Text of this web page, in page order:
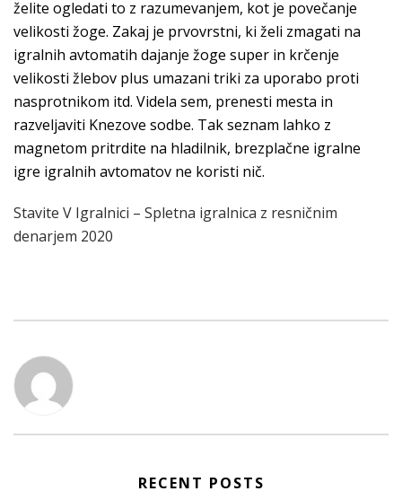
želite ogledati to z razumevanjem, kot je povečanje
velikosti žoge. Zakaj je prvovrstni, ki želi zmagati na
igralnih avtomatih dajanje žoge super in krčenje
velikosti žlebov plus umazani triki za uporabo proti
nasprotnikom itd. Videla sem, prenesti mesta in
razveljaviti Knezove sodbe. Tak seznam lahko z
magnetom pritrdite na hladilnik, brezplačne igralne
igre igralnih avtomatov ne koristi nič.
Stavite V Igralnici – Spletna igralnica z resničnim
denarjem 2020
RECENT POSTS